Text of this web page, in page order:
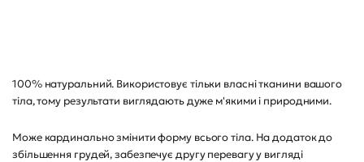
100% натуральний. Використовує тільки власні тканини вашого
тіла, тому результати виглядають дуже м'якими і природними.
Може кардинально змінити форму всього тіла. На додаток до
збільшення грудей, забезпечує другу перевагу у вигляді